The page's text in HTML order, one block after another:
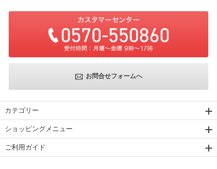
お問合せフォームへ
カテゴリー
ショッピングメニュー
ご利用ガイド